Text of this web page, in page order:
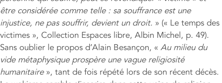
être considérée comme telle : sa souffrance est une
injustice, ne pas souffrir, devient un droit. » (« Le temps des
victimes », Collection Espaces libre, Albin Michel, p. 49).
Sans oublier le propos d’Alain Besançon, « Au milieu du
vide métaphysique prospère une vague religiosité
humanitaire », tant de fois répété lors de son récent décès.